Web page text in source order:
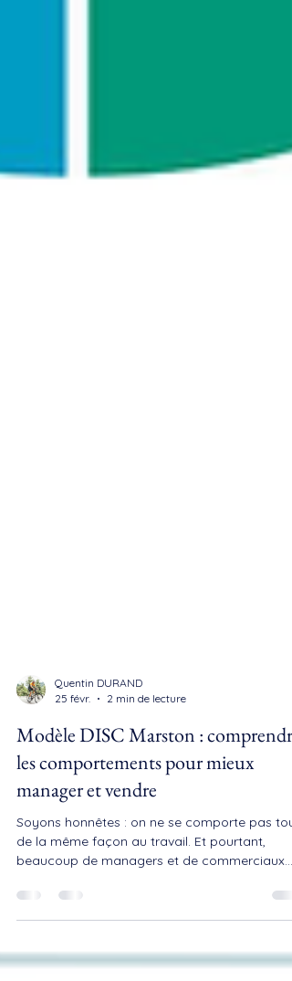
Quentin DURAND
25 févr.
2 min de lecture
Modèle DISC Marston : comprendre
les comportements pour mieux
manager et vendre
Soyons honnêtes : on ne se comporte pas
continuent à communiquer comme si c’était le
cas. Le modèle DISC de Marston met enfin des